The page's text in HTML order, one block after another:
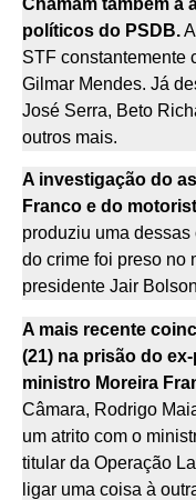
políticos do PSDB.
STF constantemente
Gilmar Mendes. Já
José Serra, Beto
outros mais.
A investigação do
Franco e do
produziu uma
do crime foi preso no
presidente Jair
A mais recente
(21) na prisão do
ministro Moreira
Câmara, Rodrigo
um atrito com o
titular da Operação
ligar uma coisa à